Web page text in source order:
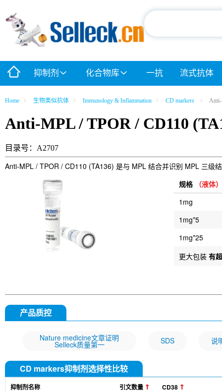
抑制剂 化合物库 一抗 流式抗体
Home 生物类似抗体 Immunology & Inflammation CD markers Anti-
Anti-MPL / TPOR / CD110
目录号：A2707
Anti-MPL / TPOR / CD110 (TA136) 是与 MPL 结合并识别 MPL 三级
规格 （液体）
1mg
1mg*5
1mg*25
更大包装 有
产品质控
Nature medicine文章证明
Selleck质量第一 SDS 说
CD markers抑制剂选择性比较
抑制剂名称 引文数量 CD38